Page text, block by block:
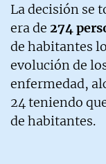
La decisión se
era de 274
de habitantes
evolución de
enfermedad,
24 teniendo
de habitantes.